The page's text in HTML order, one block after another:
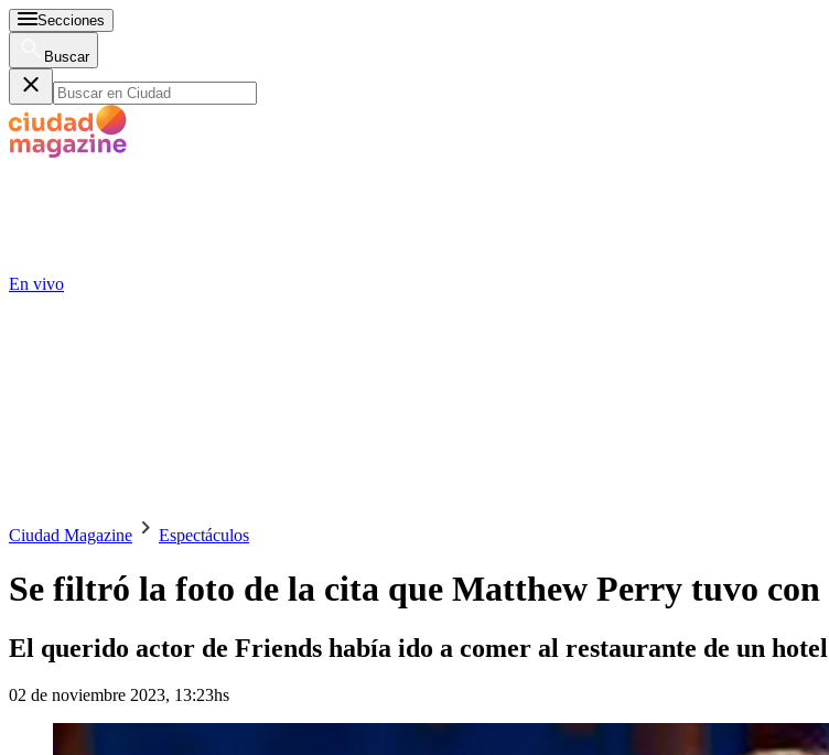
Secciones
Buscar
En vivo
Ciudad Magazine Espectáculos
Se filtró la foto de la cita que Matthew Perry tuvo
El querido actor de Friends había ido a comer al restaurante de un
02 de noviembre 2023, 13:23hs